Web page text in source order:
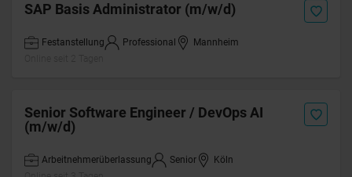
SAP Basis Administrator (m/w/d)
Festanstellung Professional
Mannheim
Senior Software Engineer / DevOps AI
(m/w/d)
Arbeitnehmerüberlassung Senior
Köln